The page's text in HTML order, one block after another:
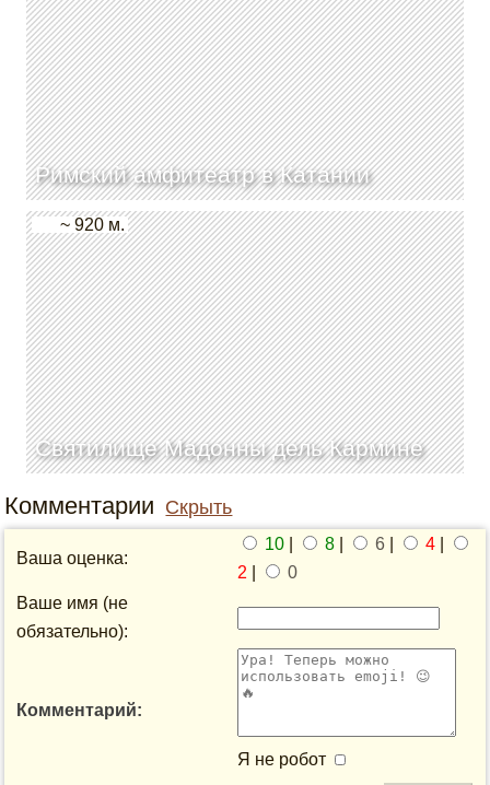
Римский амфитеатр в Катании
Святилище Мадонны дель Кармине
~ 920 м.
Комментарии Скрыть
Ваша оценка:
10 8 6 4
2
0
Ваше имя (не
обязательно):
Комментарий:
Я не робот